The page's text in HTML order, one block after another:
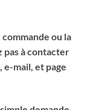
ou la
pas à contacter
mail, et page